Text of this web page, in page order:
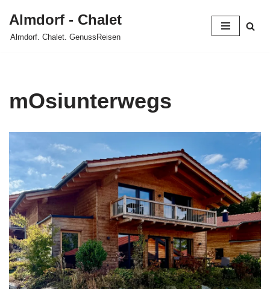
Zum
Almdorf - Chalet
Almdorf. Chalet. GenussReisen
mOsiunterwegs